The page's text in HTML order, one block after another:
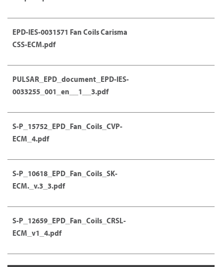
EPD-IES-0031571 Fan Coils Carisma
CSS-ECM.pdf
PULSAR_EPD_document_EPD-IES-
0033255_001_en__1__3.pdf
S-P_15752_EPD_Fan_Coils_CVP-
ECM_4.pdf
S-P_10618_EPD_Fan_Coils_SK-
ECM._v.3_3.pdf
S-P_12659_EPD_Fan_Coils_CRSL-
ECM_v1_4.pdf